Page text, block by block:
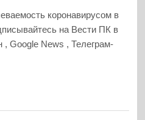
коронавирусом в
на Вести ПК в
Google News , Телеграм-